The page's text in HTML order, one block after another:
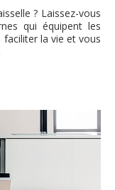
? Laissez-vous
qui équipent les
faciliter la vie et vous